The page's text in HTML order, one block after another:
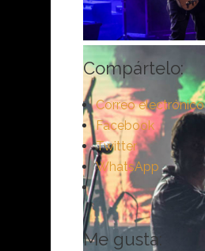
Compártelo:
Correo electrónico
Facebook
Twitter
WhatsApp
Me gusta: